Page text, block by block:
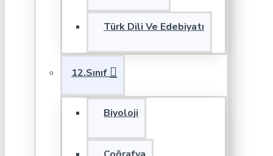
Türk Dili Ve Edebiyatı
12.Sınıf
Biyoloji